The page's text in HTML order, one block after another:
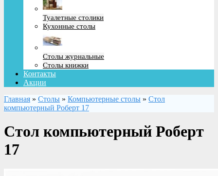
Туалетные столики
Кухонные столы
Столы журнальные
Столы книжки
Контакты
Акции
Главная » Столы » Компьютерные столы » Стол
компьютерный Роберт 17
Стол компьютерный Роберт
17